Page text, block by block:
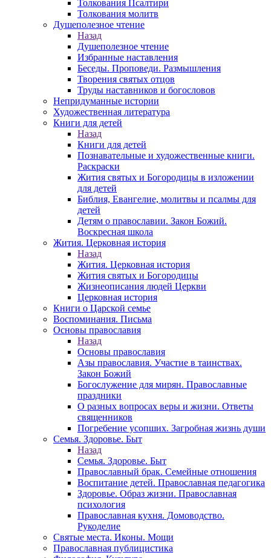
Толкования Псалтири
Толкования молитв
Душеполезное чтение
Назад
Душеполезное чтение
Избранные наставления
Беседы. Проповеди. Размышления
Творения святых отцов
Труды наставников и богословов
Непридуманные истории
Художественная литература
Книги для детей
Назад
Книги для детей
Познавательные и художественные книги.
Раскраски
Жития святых и Богородицы в изложении
для детей
Библия, Евангелие, молитвы и псалмы для
детей
Детям о православии. Закон Божий.
Воскресная школа
Жития. Церковная история
Назад
Жития. Церковная история
Жития святых и Богородицы
Жизнеописания людей Церкви
Церковная история
Книги о Царской семье
Воспоминания. Письма
Основы православия
Назад
Основы православия
Азы православия. Участие в таинствах.
Закон Божий
Богослужение для мирян. Православные
праздники
О разных вопросах веры и жизни. Ответы
священников
Погребение усопших. Загробная жизнь души
Семья. Здоровье. Быт
Назад
Семья. Здоровье. Быт
Православный брак. Семейные отношения
Воспитание детей. Православная педагогика
Здоровье. Образ жизни. Православная
психология
Православная кухня. Домоводство.
Рукоделие
Святые места. Иконы. Мощи
Православная публицистика